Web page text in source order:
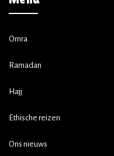
Omra
Ramadan
Hajj
Ethische reizen
Ons nieuws